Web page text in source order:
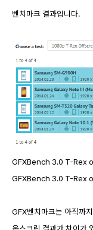
벤치마크 결과입니다.
GFXBench 3.0 T-Rex
GFXBench 3.0 T-Rex
GFX벤치마크는 아직까